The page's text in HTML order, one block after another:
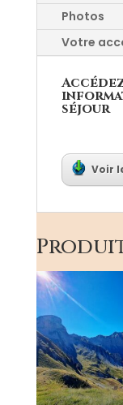
Photos
Votre
séjour
Voir